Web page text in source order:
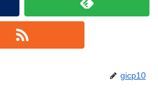
gicp10